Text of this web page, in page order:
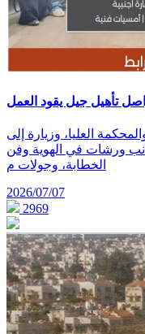
العليا، وزيارة إلى
ورشات في الهوية وفن
الخطابة، وجولات م
2026/07/07
2969